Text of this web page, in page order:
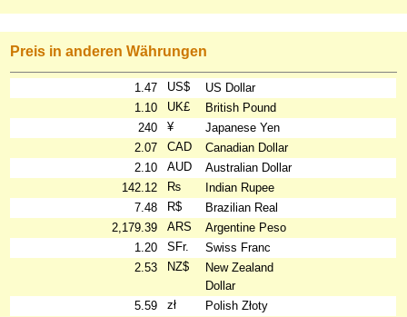
Preis in anderen Währungen
1.47 US$
US Dollar
1.10
UK£
British Pound
240
¥
Japanese Yen
2.07
CAD
Canadian Dollar
2.10
AUD
Australian Dollar
142.12
₨
Indian Rupee
7.48
R$
Brazilian Real
2,179.39
ARS
Argentine Peso
1.20
SFr.
Swiss Franc
2.53
NZ$
New Zealand
Dollar
5.59
zł
Polish Złoty